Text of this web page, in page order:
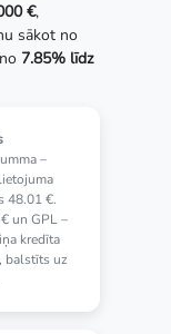
€,
sākot no
7.85% līdz
–
48.01 €.
un GPL –
kredīta
balstīts uz